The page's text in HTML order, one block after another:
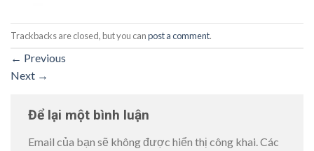
Trackbacks are closed, but you canpost a comment.
← Previous
Next →
Để lại một bình luận
Email của bạn sẽ không được hiển thị công khai.Các